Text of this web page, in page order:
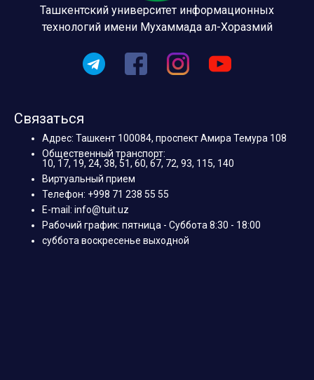
Ташкентский университет информационных
технологий имени Мухаммада ал-Хоразмий
Связаться
Адрес: Ташкент 100084, проспект Амира Темура 108
Общественный транспорт:
10, 17, 19, 24, 38, 51, 60, 67, 72, 93, 115, 140
Виртуальный прием
Телефон: +998 71 238 55 55
E-mail: info@tuit.uz
Рабочий график: пятница - Суббота 8:30 - 18:00
суббота воскресенье выходной